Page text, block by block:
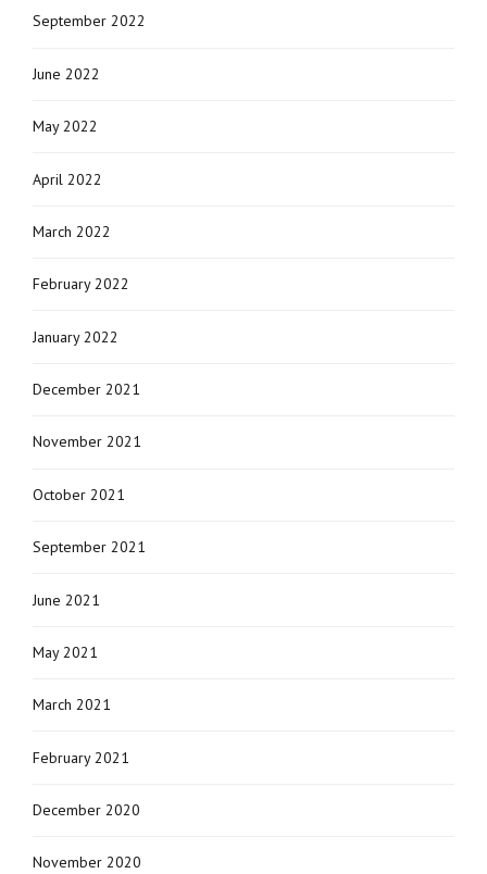
September 2022
June 2022
May 2022
April 2022
March 2022
February 2022
January 2022
December 2021
November 2021
October 2021
September 2021
June 2021
May 2021
March 2021
February 2021
December 2020
November 2020